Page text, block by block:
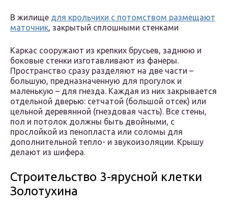
В жилище для крольчихи с потомством размещают
маточник, закрытый сплошными стенками
Каркас сооружают из крепких брусьев, заднюю и
боковые стенки изготавливают из фанеры.
Пространство сразу разделяют на две части –
большую, предназначенную для прогулок и
маленькую – для гнезда. Каждая из них закрывается
отдельной дверью: сетчатой (большой отсек) или
цельной деревянной (гнездовая часть). Все стены,
пол и потолок должны быть двойными, с
прослойкой из пенопласта или соломы для
дополнительной тепло- и звукоизоляции. Крышу
делают из шифера.
Строительство 3-ярусной клетки
Золотухина